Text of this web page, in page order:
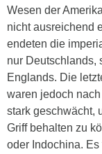
Wesen der
nicht ausreichend
endeten die
nur Deutschlands,
Englands. Die
waren jedoch
stark geschwächt,
Griff behalten zu
oder Indochina.